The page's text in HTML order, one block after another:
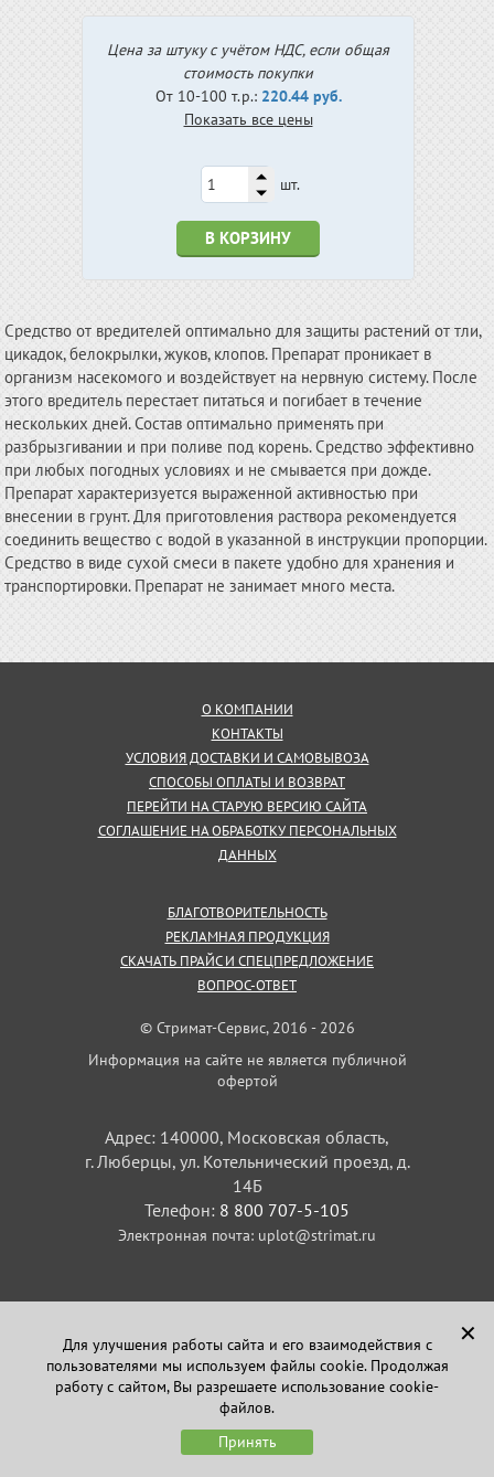
Цена за штуку с учётом НДС, если общая
стоимость покупки
От 10-100 т.р.: 220.44 руб.
Показать все цены
шт.
В КОРЗИНУ
Средство от вредителей оптимально для защиты растений от тли,
цикадок, белокрылки, жуков, клопов. Препарат проникает в
организм насекомого и воздействует на нервную систему. После
этого вредитель перестает питаться и погибает в течение
нескольких дней. Состав оптимально применять при
разбрызгивании и при поливе под корень. Средство эффективно
при любых погодных условиях и не смывается при дожде.
Препарат характеризуется выраженной активностью при
внесении в грунт. Для приготовления раствора рекомендуется
соединить вещество с водой в указанной в инструкции пропорции.
Средство в виде сухой смеси в пакете удобно для хранения и
транспортировки. Препарат не занимает много места.
О КОМПАНИИ
КОНТАКТЫ
УСЛОВИЯ ДОСТАВКИ И САМОВЫВОЗА
СПОСОБЫ ОПЛАТЫ И ВОЗВРАТ
ПЕРЕЙТИ НА СТАРУЮ ВЕРСИЮ САЙТА
СОГЛАШЕНИЕ НА ОБРАБОТКУ ПЕРСОНАЛЬНЫХ
ДАННЫХ
БЛАГОТВОРИТЕЛЬНОСТЬ
РЕКЛАМНАЯ ПРОДУКЦИЯ
СКАЧАТЬ ПРАЙС И СПЕЦПРЕДЛОЖЕНИЕ
ВОПРОС-ОТВЕТ
© Стримат-Сервис, 2016 - 2026
Информация на сайте не является публичной
офертой
Адрес: 140000, Московская область,
г. Люберцы, ул. Котельнический проезд, д.
14Б
Телефон: 8 800 707-5-105
Электронная почта: uplot@strimat.ru
Задайте вопрос
в Telegram
✕
Для улучшения работы сайта и его взаимодействия с
пользователями мы используем файлы cookie. Продолжая
работу с сайтом, Вы разрешаете использование cookie-
файлов.
Принять